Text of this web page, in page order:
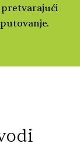
pretvarajući